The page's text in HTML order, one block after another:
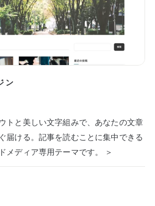
ン
トと美しい文字組みで、あなたの文章
届ける。記事を読むことに集中できる
メディア専用テーマです。 ＞